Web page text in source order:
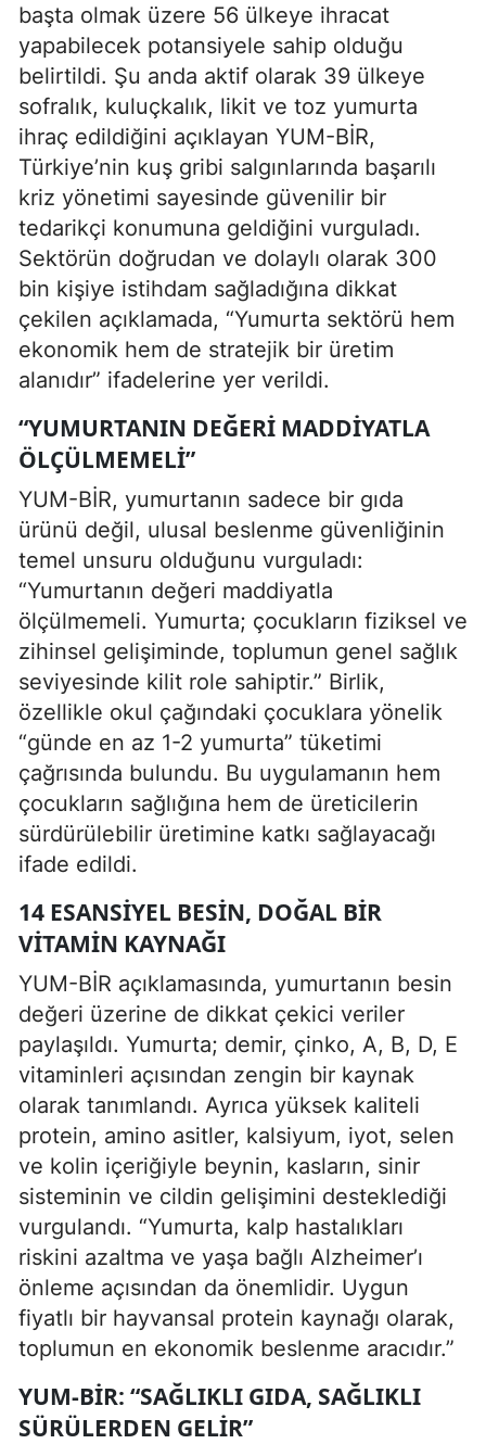
başta olmak üzere 56 ülkeye ihracat
yapabilecek potansiyele sahip olduğu
belirtildi. Şu anda aktif olarak 39 ülkeye
sofralık, kuluçkalık, likit ve toz yumurta
ihraç edildiğini açıklayan YUM-BİR,
Türkiye’nin kuş gribi salgınlarında başarılı
kriz yönetimi sayesinde güvenilir bir
tedarikçi konumuna geldiğini vurguladı.
Sektörün doğrudan ve dolaylı olarak 300
bin kişiye istihdam sağladığına dikkat
çekilen açıklamada, “Yumurta sektörü hem
ekonomik hem de stratejik bir üretim
alanıdır” ifadelerine yer verildi.
“YUMURTANIN DEĞERI MADDIYATLA
ÖLÇÜLMEMELI”
YUM-BİR, yumurtanın sadece bir gıda
ürünü değil, ulusal beslenme güvenliğinin
temel unsuru olduğunu vurguladı:
“Yumurtanın değeri maddiyatla
ölçülmemeli. Yumurta; çocukların fiziksel ve
zihinsel gelişiminde, toplumun genel sağlık
seviyesinde kilit role sahiptir.” Birlik,
özellikle okul çağındaki çocuklara yönelik
“günde en az 1-2 yumurta” tüketimi
çağrısında bulundu. Bu uygulamanın hem
çocukların sağlığına hem de üreticilerin
sürdürülebilir üretimine katkı sağlayacağı
ifade edildi.
14 ESANSIYEL BESIN, DOĞAL BIR
VITAMIN KAYNAĞI
YUM-BİR açıklamasında, yumurtanın besin
değeri üzerine de dikkat çekici veriler
paylaşıldı. Yumurta; demir, çinko, A, B, D, E
vitaminleri açısından zengin bir kaynak
olarak tanımlandı. Ayrıca yüksek kaliteli
protein, amino asitler, kalsiyum, iyot, selen
ve kolin içeriğiyle beynin, kasların, sinir
sisteminin ve cildin gelişimini desteklediği
vurgulandı. “Yumurta, kalp hastalıkları
riskini azaltma ve yaşa bağlı Alzheimer’ı
önleme açısından da önemlidir. Uygun
fiyatlı bir hayvansal protein kaynağı olarak,
toplumun en ekonomik beslenme aracıdır.”
YUM-BİR: “SAĞLIKLI GIDA, SAĞLIKLI
SÜRÜLERDEN GELIR”